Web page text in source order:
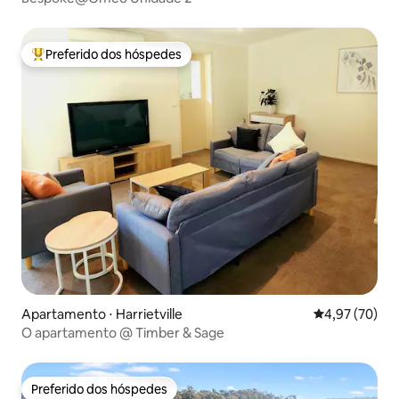
Entre os melhores preferidos dos hóspedes
Preferido dos hóspedes
Apartamento ⋅ Harrietville 4,97 de uma
4,97 (70)
O apartamento @ Timber & Sage
Preferido dos hóspedes